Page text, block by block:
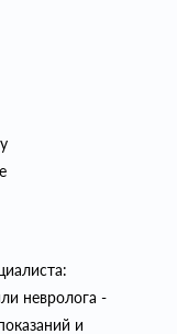
невролога -
и